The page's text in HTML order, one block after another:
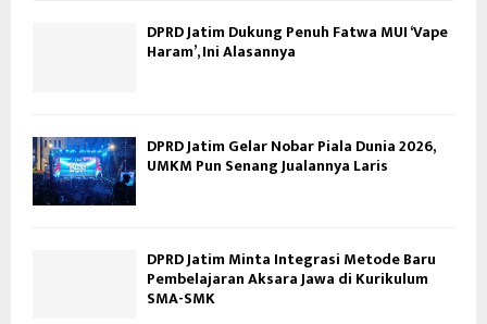
DPRD Jatim Dukung Penuh Fatwa MUI ‘Vape
Haram’, Ini Alasannya
DPRD Jatim Gelar Nobar Piala Dunia 2026,
UMKM Pun Senang Jualannya Laris
DPRD Jatim Minta Integrasi Metode Baru
Pembelajaran Aksara Jawa di Kurikulum
SMA-SMK